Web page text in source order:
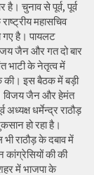
चुनाव से पूर्व, पूर्व
महासचिव
है। पायलट
जैन और गत दो बार
भाटी के नेतृत्व में
की। इस बैठक में बड़ी
विजय जैन और हेमंत
धर्मेन्द्र राठौड़
हो रहा है।
राठौड़ के दबाव में
की की
में भाजपा के